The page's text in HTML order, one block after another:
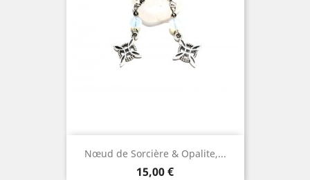
Nœud de Sorcière & Opalite,...
Prix
15,00 €